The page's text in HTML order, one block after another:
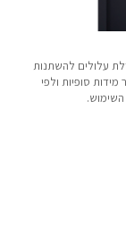
עלולים להשתנות
סופיות ולפי